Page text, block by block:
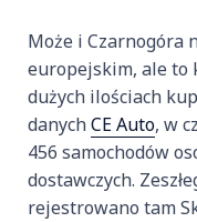
Może i Czarnogóra
europejskim, ale to
dużych ilościach
danychCE Auto, w
456 samochodów
dostawczych.
rejestrowano tam